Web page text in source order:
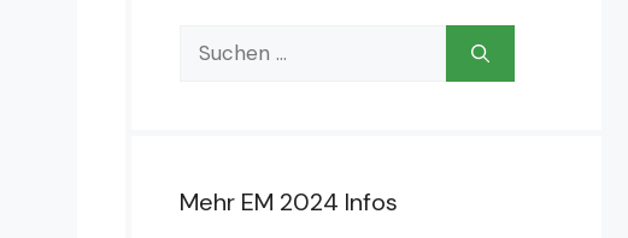
Suchen
nach:
Mehr EM 2024 Infos